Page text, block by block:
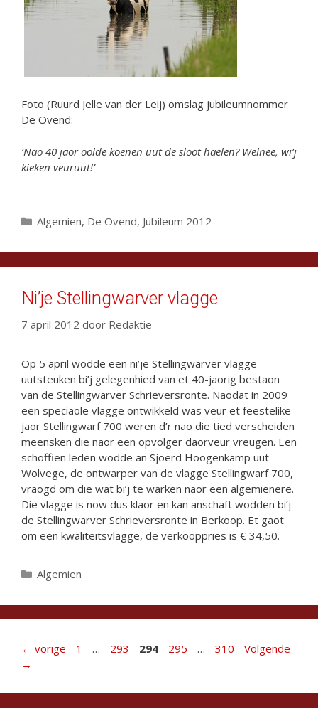
Foto (Ruurd Jelle van der Leij) omslag jubileumnommer
De Ovend:
‘Nao 40 jaor oolde koenen uut de sloot haelen? Welnee, wi’j
kieken veuruut!’
Categorieën
Algemien, De Ovend, Jubileum 2012
Ni’je Stellingwarver vlagge
7 april 2012 door Redaktie
Op 5 april wodde een ni’je Stellingwarver vlagge
uutsteuken bi’j gelegenhied van et 40-jaorig bestaon
van de Stellingwarver Schrieversronte. Naodat in 2009
een speciaole vlagge ontwikkeld was veur et feestelike
jaor Stellingwarf 700 weren d’r nao die tied verscheiden
meensken die naor een opvolger daorveur vreugen. Een
schoffien leden wodde an Sjoerd Hoogenkamp uut
Wolvege, de ontwarper van de vlagge Stellingwarf 700,
vraogd om die wat bi’j te warken naor een algemienere.
Die vlagge is now dus klaor en kan anschaft wodden bi’j
de Stellingwarver Schrieversronte in Berkoop. Et gaot
om een kwaliteitsvlagge, de verkooppries is € 34,50.
Categorieën
Algemien
← vorige Pagina
1 … Pagina
293 Pagina
294 Pagina
295 … Pagina
310
Volgende
→